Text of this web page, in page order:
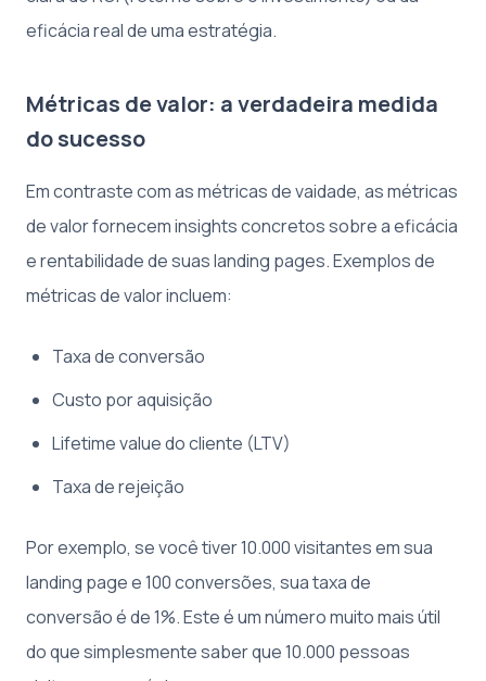
eficácia real de uma estratégia.
Métricas de valor: a verdadeira medida
do sucesso
Em contraste com as métricas de vaidade, as métricas
de valor fornecem insights concretos sobre a eficácia
e rentabilidade de suas landing pages. Exemplos de
métricas de valor incluem:
Taxa de conversão
Custo por aquisição
Lifetime value do cliente (LTV)
Taxa de rejeição
Por exemplo, se você tiver 10.000 visitantes em sua
landing page e 100 conversões, sua taxa de
conversão é de 1%. Este é um número muito mais útil
do que simplesmente saber que 10.000 pessoas